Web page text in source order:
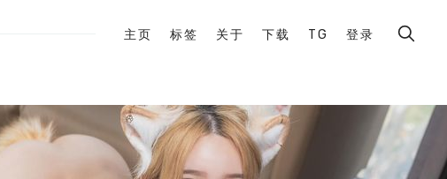
主页 标签 关于 下载 TG 登录